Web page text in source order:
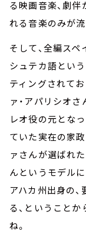
る映画音楽、劇伴
れる音楽のみが
そして、全編ス
シュテカ語とい
ティングされて
ァ・アパリシオ
レオ役の元とな
ていた実在の家
ァさんが選ばれ
んというモデル
アハカ州出身の
る、ということ
ね。